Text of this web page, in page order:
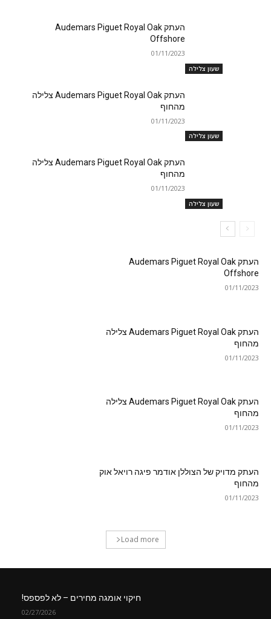
שעון צלילה
העתק Audemars Piguet Royal Oak
Offshore
01/11/2023
שעון צלילה
העתק Audemars Piguet Royal Oak צלילה
מהחוף
01/11/2023
שעון צלילה
העתק Audemars Piguet Royal Oak צלילה
מהחוף
01/11/2023
העתק Audemars Piguet Royal Oak
Offshore
01/11/2023
העתק Audemars Piguet Royal Oak צלילה
מהחוף
01/11/2023
העתק Audemars Piguet Royal Oak צלילה
מהחוף
01/11/2023
העתק מדויק של הצוללן אודמר פיגה רויאל אוק
מהחוף
01/11/2023
Load more
חיקוי אומגה מחירים – לא לפספס!
02/27/2026